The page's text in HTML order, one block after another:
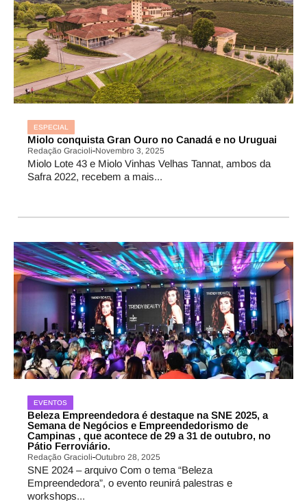
ESPECIAL
Miolo conquista Gran Ouro no Canadá e no Uruguai
Redação Gracioli Novembro 3, 2025
Miolo Lote 43 e Miolo Vinhas Velhas Tannat, ambos da
Safra 2022, recebem a mais...
EVENTOS
Beleza Empreendedora é destaque na SNE 2025, a
Semana de Negócios e Empreendedorismo de
Campinas , que acontece de 29 a 31 de outubro, no
Pátio Ferroviário.
Redação Gracioli Outubro 28, 2025
SNE 2024 – arquivo Com o tema “Beleza
Empreendedora”, o evento reunirá palestras e
workshops...